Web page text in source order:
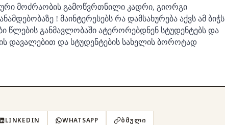
მოძრაობის გამოწვრთნილი კადრი, გიორგი
! მაინტერესებს რა დამსახურება აქვს ამ ბიჭს
წლების განმავლობაში ატერორებდნენ სტუდენტებს და
დავალებით და სტუდენტების სახელის ბოროტად
LINKEDIN WHATSAPP ᲑᲛᲣᲚᲘ